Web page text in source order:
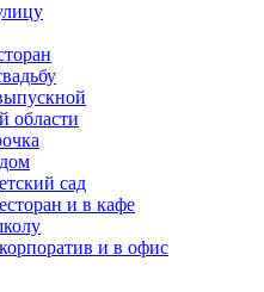
области
сад
и в кафе
и в офис